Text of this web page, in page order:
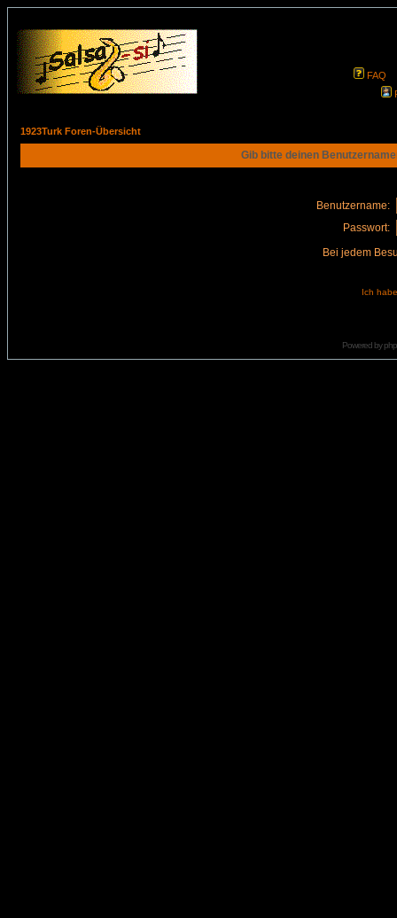
FAQ
1923Turk Foren-Übersicht
Gib bitte deinen
Benutzername:
Passwort:
Bei jedem
Ich
Powered by